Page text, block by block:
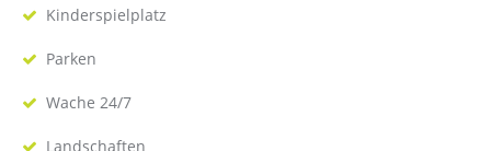
Kinderspielplatz
Parken
Wache 24/7
Landschaften